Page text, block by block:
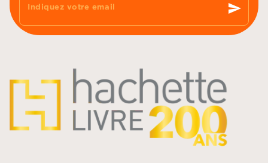
Indiquez votre email send